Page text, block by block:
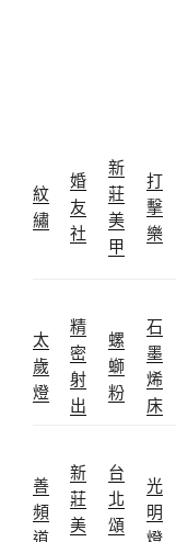
紋
繡
婚
友
社
新
莊
美
甲
打
擊
樂
太
歲
燈
精
密
射
出
螺
螄
粉
石
墨
烯
床
善
頻
道
新
莊
美
台
北
頌
光
明
燈